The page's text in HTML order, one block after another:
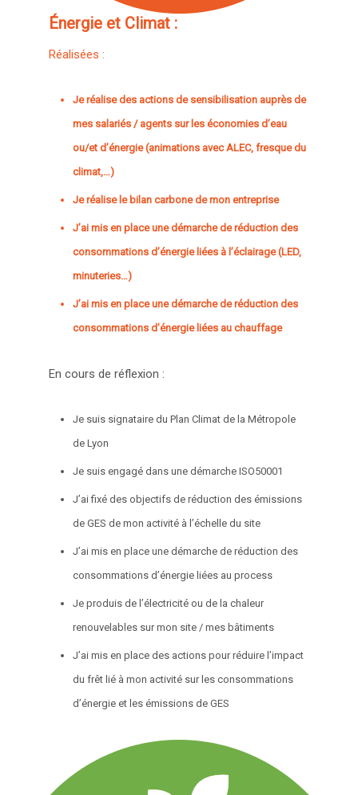
Énergie et Climat :
Réalisées :
Je réalise des actions de sensibilisation auprès de
mes salariés / agents sur les économies d’eau
ou/et d’énergie (animations avec ALEC, fresque du
climat,…)
Je réalise le bilan carbone de mon entreprise
J’ai mis en place une démarche de réduction des
consommations d’énergie liées à l’éclairage (LED,
minuteries…)
J’ai mis en place une démarche de réduction des
consommations d’énergie liées au chauffage
En cours de réflexion :
Je suis signataire du Plan Climat de la Métropole
de Lyon
Je suis engagé dans une démarche ISO50001
J’ai fixé des objectifs de réduction des émissions
de GES de mon activité à l’échelle du site
J’ai mis en place une démarche de réduction des
consommations d’énergie liées au process
Je produis de l’électricité ou de la chaleur
renouvelables sur mon site / mes bâtiments
J’ai mis en place des actions pour réduire l’impact
du frêt lié à mon activité sur les consommations
d’énergie et les émissions de GES